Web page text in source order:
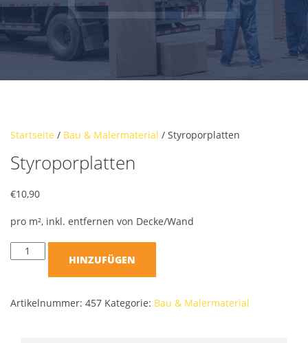
Startseite / Bau & Malermaterial / Styroporplatten
Styroporplatten
€10,90
pro m², inkl. entfernen von Decke/Wand
HINZUFÜGEN
Artikelnummer: 457 Kategorie: Bau & Malermaterial